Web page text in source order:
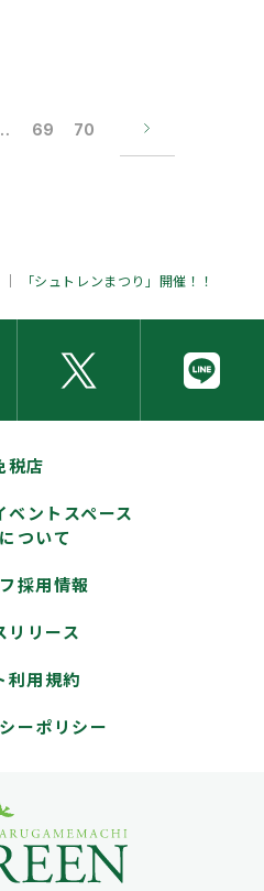
69 70
「シュトレンまつり」開催！！
税店
ベントスペース
ついて
採用情報
リリース
利用規約
ーポリシー